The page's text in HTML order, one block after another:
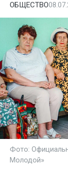
ОБЩЕСТВО
Фото:
Молодой»